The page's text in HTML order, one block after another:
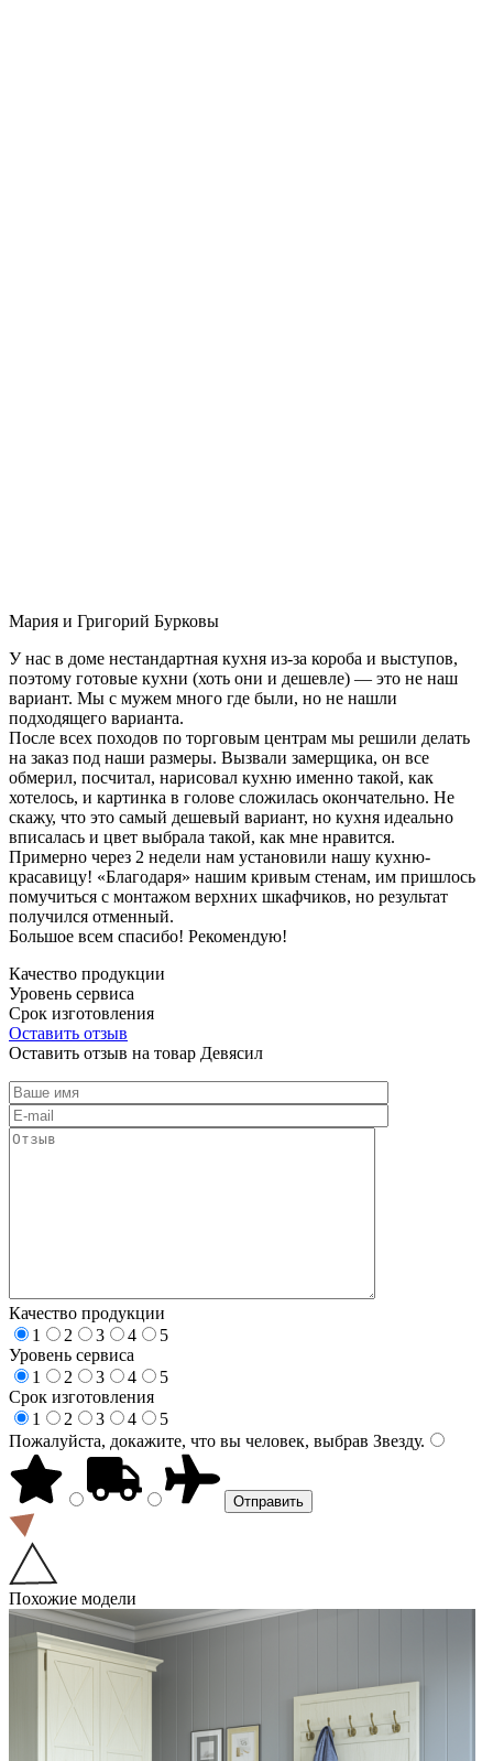
Мария и Григорий Бурковы
У нас в доме нестандартная кухня из-за короба и выступов,
поэтому готовые кухни (хоть они и дешевле) — это не наш
вариант. Мы с мужем много где были, но не нашли
подходящего варианта.
После всех походов по торговым центрам мы решили делать
на заказ под наши размеры. Вызвали замерщика, он все
обмерил, посчитал, нарисовал кухню именно такой, как
хотелось, и картинка в голове сложилась окончательно. Не
скажу, что это самый дешевый вариант, но кухня идеально
вписалась и цвет выбрала такой, как мне нравится.
Примерно через 2 недели нам установили нашу кухню-
красавицу! «Благодаря» нашим кривым стенам, им пришлось
помучиться с монтажом верхних шкафчиков, но результат
получился отменный.
Большое всем спасибо! Рекомендую!
Качество продукции
Уровень сервиса
Срок изготовления
Оставить отзыв
Оставить отзыв на товар Девясил
Качество продукции
1
2 3 4
5
Уровень сервиса
1
2 3 4
5
Срок изготовления
1
2 3 4
5
Пожалуйста, докажите, что вы человек, выбрав Звезду.
Похожие модели